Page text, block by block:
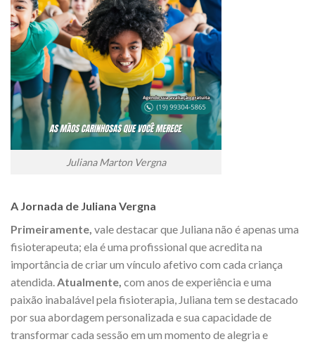
Juliana Marton Vergna
A Jornada de Juliana Vergna
Primeiramente, vale destacar que Juliana não é apenas uma
fisioterapeuta; ela é uma profissional que acredita na
importância de criar um vínculo afetivo com cada criança
atendida. Atualmente, com anos de experiência e uma
paixão inabalável pela fisioterapia, Juliana tem se destacado
por sua abordagem personalizada e sua capacidade de
transformar cada sessão em um momento de alegria e